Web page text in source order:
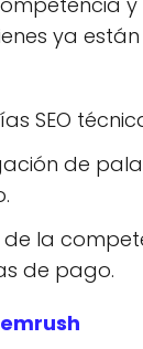
ya
SEO
de
de la
de pago.